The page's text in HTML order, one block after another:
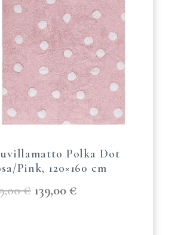
Polka Dot
Pink, 120×160 cm
€ 139,00€